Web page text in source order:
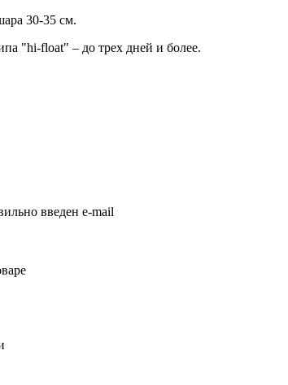
30-35 см.
"hi-float" – до трех дней и более.
введен e-mail